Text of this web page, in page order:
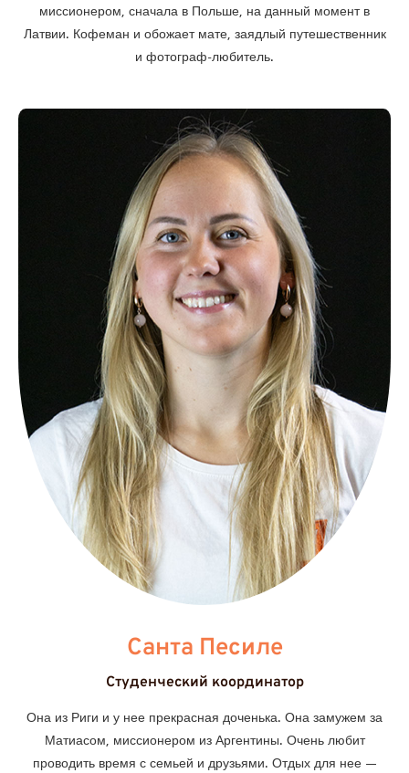
миссионером, сначала в Польше, на данный момент в
Латвии. Кофеман и обожает мате, заядлый путешественник
и фотограф-любитель.
Санта Песиле
Студенческий координатор
Она из Риги и у нее прекрасная доченька. Она замужем за
Матиасом, миссионером из Аргентины. Очень любит
проводить время с семьей и друзьями. Отдых для нее —